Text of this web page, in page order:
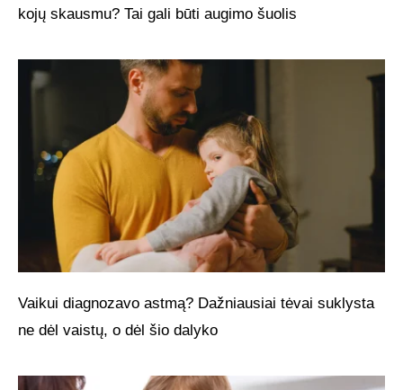
kojų skausmu? Tai gali būti augimo šuolis
Vaikui diagnozavo astmą? Dažniausiai tėvai suklysta
ne dėl vaistų, o dėl šio dalyko